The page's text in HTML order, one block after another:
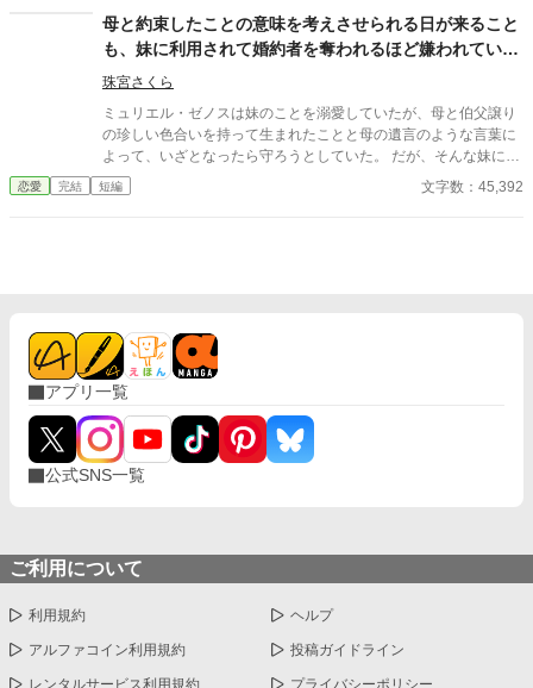
は、他投稿サイトにも公開しています。
母と約束したことの意味を考えさせられる日が来ること
も、妹に利用されて婚約者を奪われるほど嫌われていた
ことも、私はわかっていなかったようです
珠宮さくら
ミュリエル・ゼノスは妹のことを溺愛していたが、母と伯父譲り
の珍しい色合いを持って生まれたことと母の遺言のような言葉に
よって、いざとなったら守ろうとしていた。 だが、そんな妹に婚
約者を奪われることになり、それだけでなく出生の秘密を知るこ
とになったミュリエルが一番心を痛めることになるとは思いもし
恋愛 完結 短編 文字数：45,392
アプリ一覧
公式SNS一覧
ご利用について
利用規約 ヘルプ
アルファコイン利用規約 投稿ガイドライン
レンタルサービス利用規約 プライバシーポリシー